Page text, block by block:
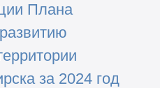
Плана
за 2024 год